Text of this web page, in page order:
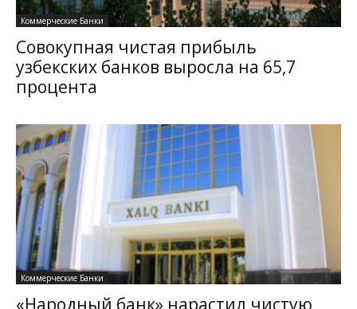
Коммерческие Банки
Совокупная чистая прибыль
узбекских банков выросла на 65,7
процента
Коммерческие Банки
«Народный банк» нарастил чистую